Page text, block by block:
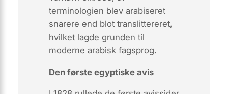
terminologien blev arabiseret
snarere end blot translittereret,
hvilket lagde grunden til
moderne arabisk fagsprog.
Den første egyptiske avis